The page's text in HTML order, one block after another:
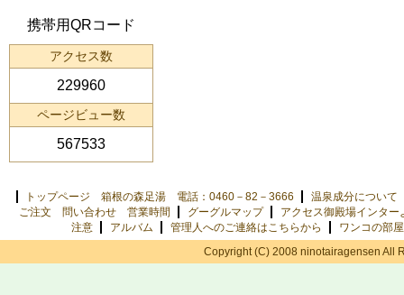
携帯用QRコード
アクセス数
229960
ページビュー数
567533
トップページ 箱根の森足湯 電話：0460－82－3666
温泉成分について
ご注文 問い合わせ 営業時間
グーグルマップ
アクセス御殿場インター
注意
アルバム 管理人へのご連絡はこちらから
ワンコの部屋
Copyright (C) 2008 ninotairagensen All